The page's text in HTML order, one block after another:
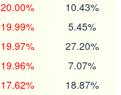
20.00% 10.43%
19.99% 5.45%
19.97% 27.20%
19.96% 7.07%
17.62% 18.87%